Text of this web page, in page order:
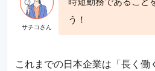
う！
これまでの日本企業は「長く働